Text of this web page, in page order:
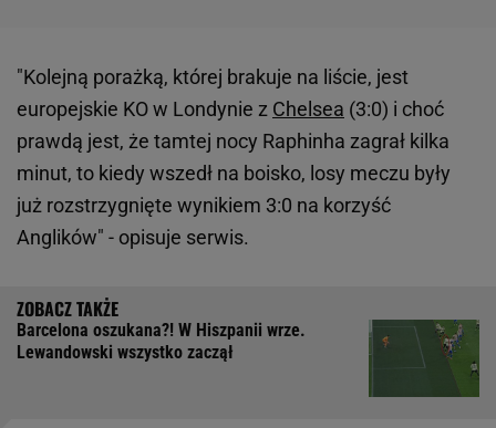
"Kolejną porażką, której brakuje na liście, jest
europejskie KO w Londynie z Chelsea (3:0) i choć
prawdą jest, że tamtej nocy Raphinha zagrał kilka
minut, to kiedy wszedł na boisko, losy meczu były
już rozstrzygnięte wynikiem 3:0 na korzyść
Anglików" - opisuje serwis.
Barcelona oszukana?! W Hiszpanii wrze.
Lewandowski wszystko zaczął